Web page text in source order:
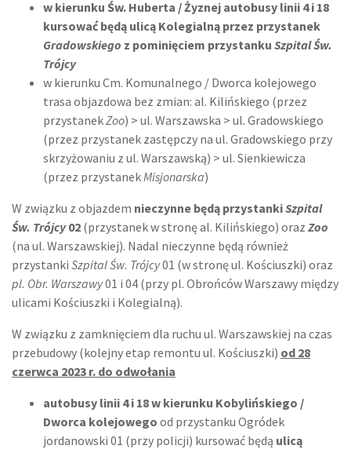
w kierunku Św. Huberta / Żyznej autobusy linii 4 i 18
kursować będą ulicą Kolegialną przez przystanek
Gradowskiego z pominięciem przystanku Szpital Św.
Trójcy
w kierunku Cm. Komunalnego / Dworca kolejowego
trasa objazdowa bez zmian: al. Kilińskiego (przez
przystanekZoo) > ul. Warszawska > ul. Gradowskiego
(przez przystanek zastępczy na ul. Gradowskiego przy
skrzyżowaniu z ul. Warszawską) > ul. Sienkiewicza
(przez przystanekMisjonarska)
W związku z objazdem nieczynne będą przystankiSzpital
Św. Trójcy02 (przystanek w stronę al. Kilińskiego) oraz Zoo
(na ul. Warszawskiej). Nadal nieczynne będą również
przystanki Szpital Św. Trójcy01 (w stronę ul. Kościuszki) oraz
pl. Obr. Warszawy01 i 04 (przy pl. Obrońców Warszawy między
ulicami Kościuszki i Kolegialną).
W związku z zamknięciem dla ruchu ul. Warszawskiej na czas
przebudowy (kolejny etap remontu ul. Kościuszki) od 28
czerwca 2023 r. do odwołania
autobusy linii 4 i 18 w kierunku Kobylińskiego /
Dworca kolejowego od przystanku Ogródek
jordanowski 01 (przy policji) kursować będą ulicą